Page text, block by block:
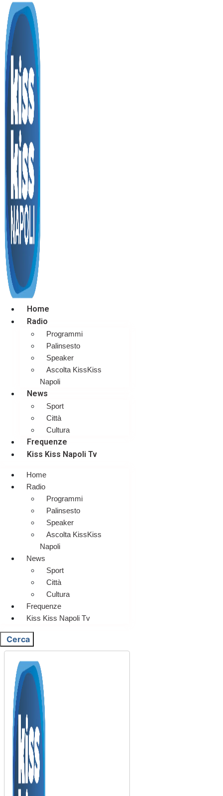
Home
Radio
Programmi
Palinsesto
Speaker
Ascolta KissKiss
Napoli
News
Sport
Città
Cultura
Frequenze
Kiss Kiss Napoli Tv
Home
Radio
Programmi
Palinsesto
Speaker
Ascolta KissKiss
Napoli
News
Sport
Città
Cultura
Frequenze
Kiss Kiss Napoli Tv
Cerca